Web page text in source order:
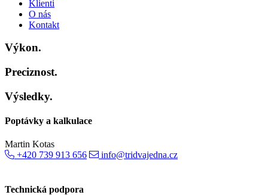
Klienti
O nás
Kontakt
Výkon.
Preciznost.
Výsledky.
Poptávky a kalkulace
Martin Kotas
+420 739 913 656
info@tridvajedna.cz
Technická podpora